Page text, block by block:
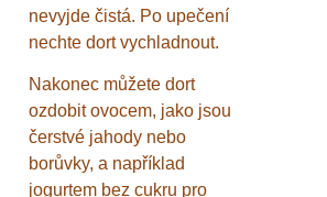
nevyjde čistá. Po upečení
nechte dort vychladnout.
Nakonec můžete dort
ozdobit ovocem, jako jsou
čerstvé jahody nebo
borůvky, a například
jogurtem bez cukru pro